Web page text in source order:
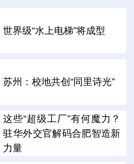
世界级“水上电梯”将成型
苏州：校地共创“同里诗光”
这些“超级工厂”有何魔力？
驻华外交官解码合肥智造新
力量